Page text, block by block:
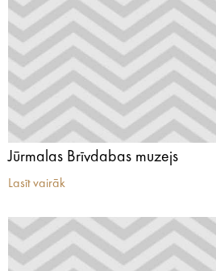
Jūrmalas Brīvdabas muzejs
Lasīt vairāk